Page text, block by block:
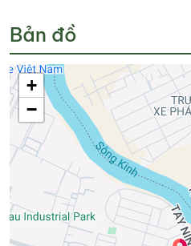
Bản đồ
+
−